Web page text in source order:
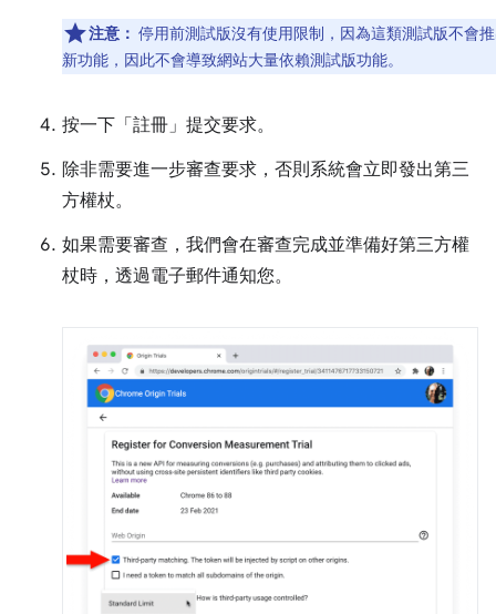
注意： 停用前測試版沒有使用限制，因為這類測試版不會
新功能，因此不會導致網站大量依賴測試版功能。
按一下「註冊」 提交要求。
除非需要進一步審查要求，否則系統會立即發出第三
方權杖。
如果需要審查，我們會在審查完成並準備好第三方權
杖時，透過電子郵件通知您。